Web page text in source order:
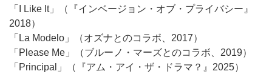
「I Like It」（『インベージョン・オブ・プライバシー』
2018）
「La Modelo」（オズナとのコラボ、2017）
「Please Me」（ブルーノ・マーズとのコラボ、2019）
「Principal」（『アム・アイ・ザ・ドラマ？』2025）